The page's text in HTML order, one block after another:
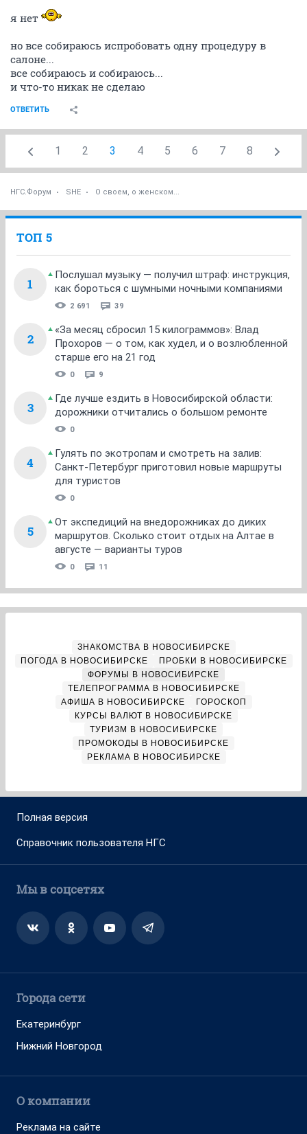
я нет
но все собираюсь испробовать одну процедуру в
салоне...
все собираюсь и собираюсь...
и что-то никак не сделаю
ОТВЕТИТЬ
1 2 3 4 5 6 7 8
НГС.Форум SHE О своем, о женском...
ТОП 5
1
Послушал музыку — получил штраф: инструкция,
как бороться с шумными ночными компаниями
2 691 39
2
«За месяц сбросил 15 килограммов»: Влад
Прохоров — о том, как худел, и о возлюбленной
старше его на 21 год
0 9
3
Где лучше ездить в Новосибирской области:
дорожники отчитались о большом ремонте
0
4
Гулять по экотропам и смотреть на залив:
Санкт-Петербург приготовил новые маршруты
для туристов
0
5
От экспедиций на внедорожниках до диких
маршрутов. Сколько стоит отдых на Алтае в
августе — варианты туров
0 11
ЗНАКОМСТВА В НОВОСИБИРСКЕ
ПОГОДА В НОВОСИБИРСКЕ
ПРОБКИ В НОВОСИБИРСКЕ
ФОРУМЫ В НОВОСИБИРСКЕ
ТЕЛЕПРОГРАММА В НОВОСИБИРСКЕ
АФИША В НОВОСИБИРСКЕ
ГОРОСКОП
КУРСЫ ВАЛЮТ В НОВОСИБИРСКЕ
ТУРИЗМ В НОВОСИБИРСКЕ
ПРОМОКОДЫ В НОВОСИБИРСКЕ
РЕКЛАМА В НОВОСИБИРСКЕ
Полная версия
Справочник пользователя НГС
Мы в соцсетях
Города сети
Екатеринбург
Нижний Новгород
О компании
Реклама на сайте